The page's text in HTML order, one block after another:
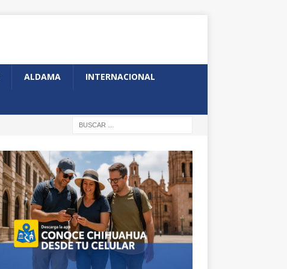
ALDAMA INTERNACIONAL